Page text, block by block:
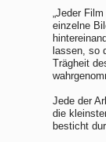
„Jeder
einzelne
lassen, so
Trägheit
Jede der
die
besticht